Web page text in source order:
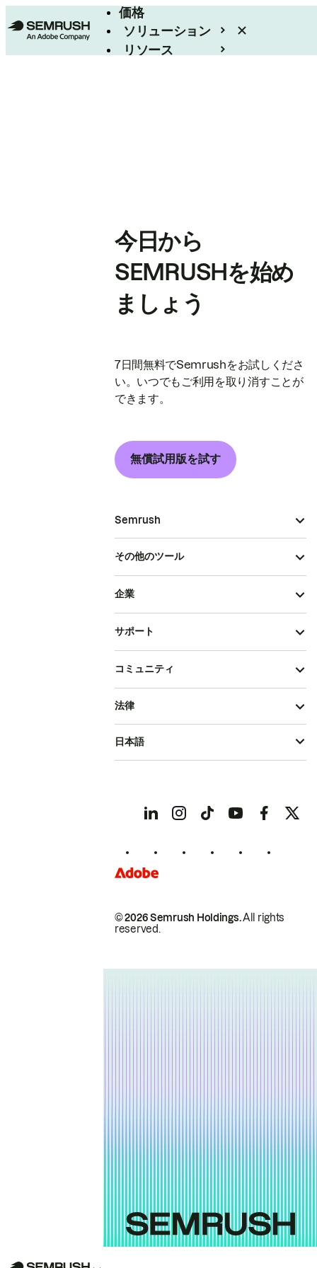
価格
ソリューション
リソース
今日から
SEMRUSHを始め
ましょう
7日間無料でSemrushをお試しくださ
い。いつでもご利用を取り消すことが
できます。
無償試用版を試す
Semrush
その他のツール
企業
サポート
コミュニティ
© 2026 Semrush Holdings.All rights
reserved.
法律
日本語